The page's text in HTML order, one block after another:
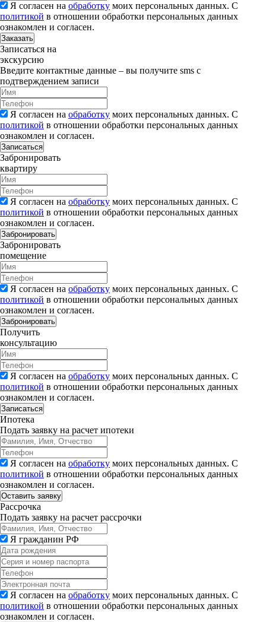
Я согласен на обработку моих персональных данных. С
политикой в отношении обработки персональных данных
ознакомлен и согласен.
Заказать
Записаться на
экскурсию
Введите контактные данные – вы получите sms с
подтверждением записи
Я согласен на обработку моих персональных данных. С
политикой в отношении обработки персональных данных
ознакомлен и согласен.
Записаться
Забронировать
квартиру
Я согласен на обработку моих персональных данных. С
политикой в отношении обработки персональных данных
ознакомлен и согласен.
Забронировать
Забронировать
помещение
Я согласен на обработку моих персональных данных. С
политикой в отношении обработки персональных данных
ознакомлен и согласен.
Забронировать
Получить
консультацию
Я согласен на обработку моих персональных данных. С
политикой в отношении обработки персональных данных
ознакомлен и согласен.
Записаться
Ипотека
Подать заявку на расчет ипотеки
Я согласен на обработку моих персональных данных. С
политикой в отношении обработки персональных данных
ознакомлен и согласен.
Рассрочка
Подать заявку на расчет рассрочки
Я гражданин РФ
Я согласен на обработку моих персональных данных. С
политикой в отношении обработки персональных данных
ознакомлен и согласен.